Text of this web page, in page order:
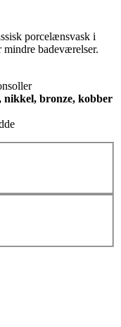
porcelænsvask i
badeværelser.
nikkel, bronze, kobber